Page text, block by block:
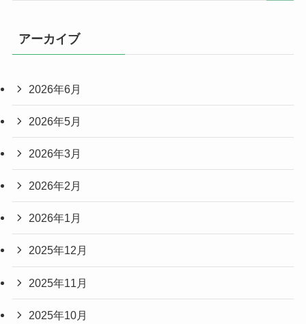
アーカイブ
2026年6月
2026年5月
2026年3月
2026年2月
2026年1月
2025年12月
2025年11月
2025年10月